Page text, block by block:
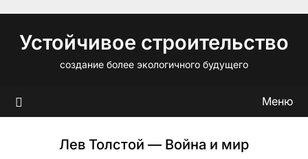
содержимому
Устойчивое строительство
создание более экологичного будущего
Меню
Лев Толстой — Война и мир